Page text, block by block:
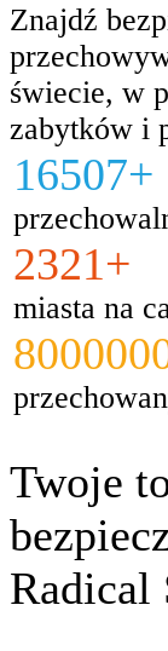
Znajdź
świecie, w
zabytków i
16507+
2321+
miasta na
Twoje
Radical